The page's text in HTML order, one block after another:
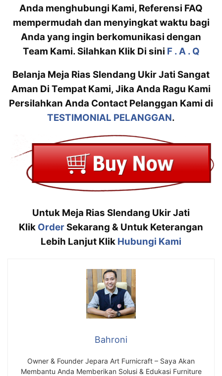
Anda menghubungi Kami, Referensi FAQ
mempermudah dan menyingkat waktu bagi
Anda yang ingin berkomunikasi dengan
Team Kami. Silahkan Klik Di sini F . A . Q
Belanja Meja Rias Slendang Ukir Jati Sangat
Aman Di Tempat Kami, Jika Anda Ragu Kami
Persilahkan Anda Contact Pelanggan Kami di
TESTIMONIAL PELANGGAN.
Untuk Meja Rias Slendang Ukir Jati
Klik OrderSekarang & Untuk Keterangan
Lebih Lanjut Klik Hubungi Kami
Bahroni
Owner & Founder Jepara Art Furnicraft – Saya Akan
Membantu Anda Memberikan Solusi & Edukasi Furniture